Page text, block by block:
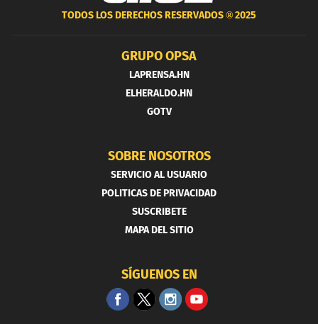
TODOS LOS DERECHOS RESERVADOS ®2025
GRUPO OPSA
LAPRENSA.HN
ELHERALDO.HN
GOTV
SOBRE NOSOTROS
SERVICIO AL USUARIO
POLITICAS DE PRIVACIDAD
SUSCRIBETE
MAPA DEL SITIO
SÍGUENOS EN